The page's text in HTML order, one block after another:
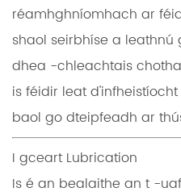
réamhghníomhach ar
shaol seirbhíse a leathnú
dhea -chleachtais
is féidir leat
baol go dteipfeadh ar
I gceart Lubrication
Is é an bealaithe an t -